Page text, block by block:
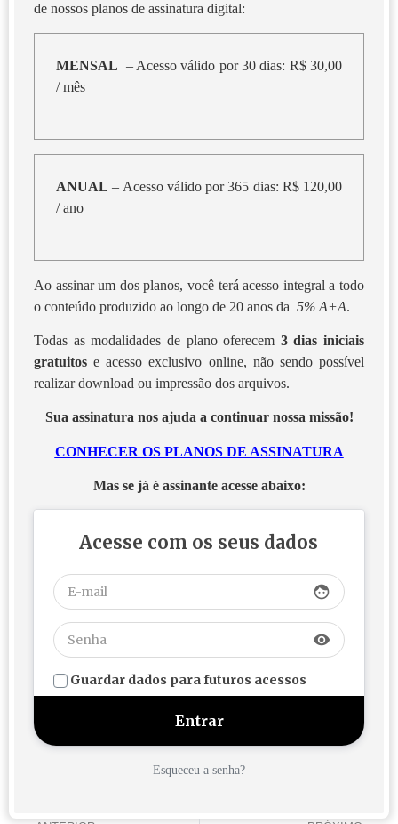
de nossos planos de assinatura digital:
MENSAL – Acesso válido por 30 dias: R$ 30,00
/ mês
ANUAL – Acesso válido por 365 dias: R$ 120,00
/ ano
Ao assinar um dos planos, você terá acesso integral a todo
o conteúdo produzido ao longo de 20 anos da 5% A+A.
Todas as modalidades de plano oferecem 3 dias iniciais
gratuitos e acesso exclusivo online, não sendo possível
realizar download ou impressão dos arquivos.
Sua assinatura nos ajuda a continuar nossa missão!
CONHECER OS PLANOS DE ASSINATURA
Mas se já é assinante acesse abaixo:
Acesse com os seus dados
face
visibility
Guardar dados para futuros acessos
Esqueceu a senha?